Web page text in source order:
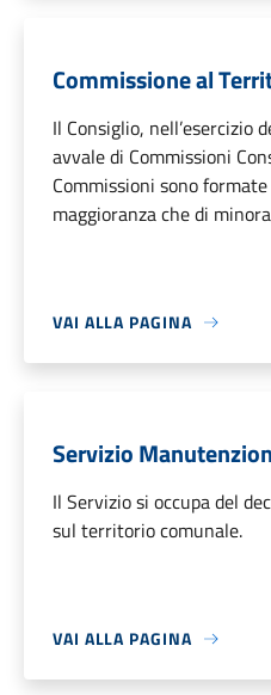
Commissione al
Il Consiglio, nell’esercizio
avvale di Commissioni
Commissioni sono
maggioranza che di
VAI ALLA PAGINA
Servizio
Il Servizio si occupa del
sul territorio comunale.
VAI ALLA PAGINA